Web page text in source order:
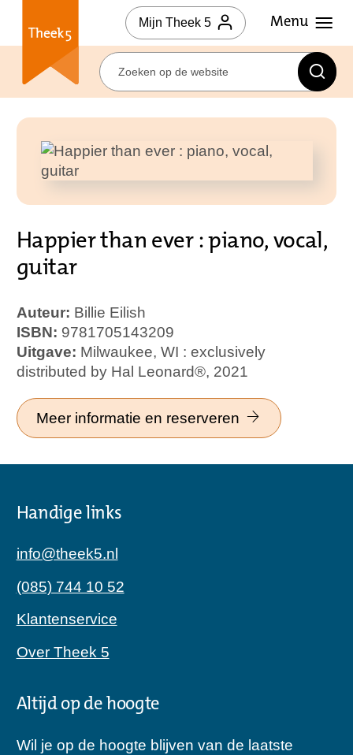
Mijn Theek 5
Happier than ever : piano, vocal,
guitar
Auteur: Billie Eilish
ISBN: 9781705143209
Uitgave: Milwaukee, WI : exclusively
distributed by Hal Leonard®, 2021
Meer informatie en reserveren
Handige links
info@theek5.nl
(085) 744 10 52
Klantenservice
Over Theek 5
Altijd op de hoogte
Wil je op de hoogte blijven van de laatste